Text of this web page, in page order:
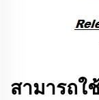
สามารถใ